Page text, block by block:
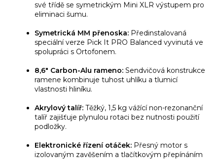
své třídě se symetrickým Mini XLR výstupem pro
eliminaci šumu.
Symetrická MM přenoska: Předinstalovaná
speciální verze Pick It PRO Balanced vyvinutá ve
spolupráci s Ortofonem.
8,6" Carbon-Alu rameno: Sendvičová konstrukce
ramene kombinuje tuhost uhlíku a tlumicí
vlastnosti hliníku.
Akrylový talíř: Těžký, 1,5 kg vážící non-rezonanční
talíř zajišťuje plynulou rotaci bez nutnosti použití
podložky.
Elektronické řízení otáček: Přesný motor s
izolovaným zavěšením a tlačítkovým přepínáním